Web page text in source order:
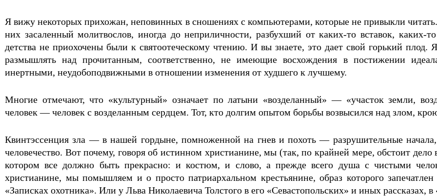
Я вижу некоторых прихожан, неповинных в сношениях с компьютерами, которые не привыкли
них засаленный молитвослов, иногда до неприличности, разбухший от каких-то вставок,
детства не приохочены были к святоотеческому чтению. И вы знаете, это дает свой горький
размышлять над прочитанным, соответственно, не имеющие восхождения в постижении
инертными, неудобоподвижными в отношении изменения от худшего к лучшему.
Многие отмечают, что «культурный» означает по латыни «возделанный» — «участок земли,
человек — человек с возделанным сердцем. Тот, кто долгим опытом борьбы возвысился над злом,
Квинтэссенция зла — в нашей гордыне, помноженной на гнев и похоть — разрушительные
человечество. Вот почему, говоря об истинном христианине, мы (так, по крайней мере, обстоит
котором все должно быть прекрасно: и костюм, и слово, а прежде всего душа с чистыми
христианине, мы помышляем и о просто патриархальном крестьянине, образ которого
«Записках охотника». Или у Льва Николаевича Толстого в его «Севастопольских» и иных рассказах,